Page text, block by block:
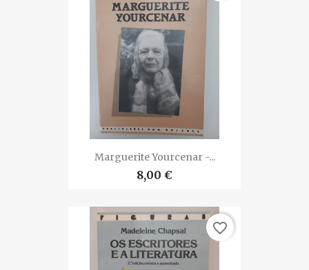
Marguerite Yourcenar -...
8,00 €
favorite_border